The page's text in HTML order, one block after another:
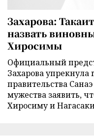
Захарова:
назвать
Хиросимы
Официальный
Захарова упрекнула
правительства
мужества заявить,
Хиросиму и